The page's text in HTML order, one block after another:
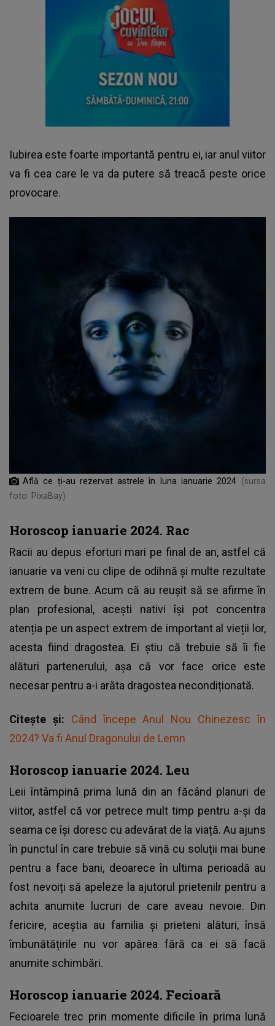
Iubirea este foarte importantă pentru ei, iar anul viitor
va fi cea care le va da putere să treacă peste orice
provocare.
Află ce ți-au rezervat astrele în luna ianuarie 2024 (sursa
foto: PixaBay)
Horoscop ianuarie 2024. Rac
Racii au depus eforturi mari pe final de an, astfel că
ianuarie va veni cu clipe de odihnă și multe rezultate
extrem de bune. Acum că au reușit să se afirme în
plan profesional, acești nativi își pot concentra
atenția pe un aspect extrem de important al vieții lor,
acesta fiind dragostea. Ei știu că trebuie să îi fie
alături partenerului, așa că vor face orice este
necesar pentru a-i arăta dragostea necondiționată.
Citește și: Când începe Anul Nou Chinezesc în
2024? Va fi Anul Dragonului de Lemn
Horoscop ianuarie 2024. Leu
Leii întâmpină prima lună din an făcând planuri de
viitor, astfel că vor petrece mult timp pentru a-și da
seama ce își doresc cu adevărat de la viață. Au ajuns
în punctul în care trebuie să vină cu soluții mai bune
pentru a face bani, deoarece în ultima perioadă au
fost nevoiți să apeleze la ajutorul prietenilr pentru a
achita anumite lucruri de care aveau nevoie. Din
fericire, aceștia au familia și prieteni alături, însă
îmbunătățirile nu vor apărea fără ca ei să facă
anumite schimbări.
Horoscop ianuarie 2024. Fecioară
Fecioarele trec prin momente dificile în prima lună